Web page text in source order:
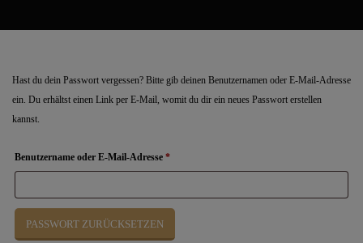
Hast du dein Passwort vergessen? Bitte gib deinen Benutzernamen oder E-Mail-Adresse
ein. Du erhältst einen Link per E-Mail, womit du dir ein neues Passwort erstellen
kannst.
Benutzername oder E-Mail-Adresse *Erforderlich
PASSWORT ZURÜCKSETZEN